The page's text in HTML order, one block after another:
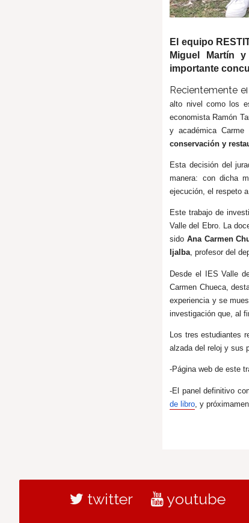
El equipo
Miguel Martín
importante
Recientemente e
alto nivel como los
economista Ramón
y académica Carme
conservación y
Esta decisión del
manera: con dicha
ejecución, el respeto
Este trabajo de
Valle del Ebro. La
sido Ana Carmen
Ijalba, profesor del
Desde el IES Valle
Carmen Chueca,
experiencia y se
investigación que, al
Los tres estudiantes
alzada del reloj y sus
-Página web de este
-El panel definitivo
de libro , y
twitter youtube